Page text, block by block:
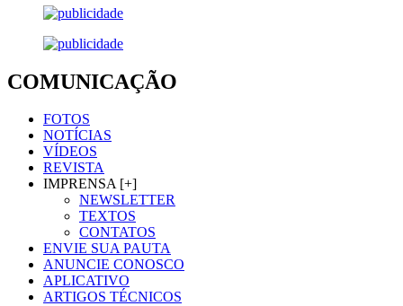
COMUNICAÇÃO
FOTOS
NOTÍCIAS
VÍDEOS
REVISTA
IMPRENSA [+]
NEWSLETTER
TEXTOS
CONTATOS
ENVIE SUA PAUTA
ANUNCIE CONOSCO
APLICATIVO
ARTIGOS TÉCNICOS